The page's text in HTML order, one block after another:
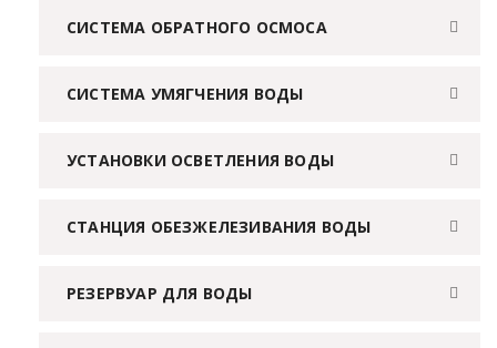
СИСТЕМА ОБРАТНОГО ОСМОСА
СИСТЕМА УМЯГЧЕНИЯ ВОДЫ
УСТАНОВКИ ОСВЕТЛЕНИЯ ВОДЫ
СТАНЦИЯ ОБЕЗЖЕЛЕЗИВАНИЯ ВОДЫ
РЕЗЕРВУАР ДЛЯ ВОДЫ